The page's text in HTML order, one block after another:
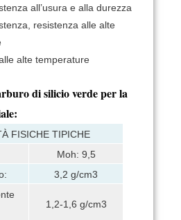
all’usura e alla durezza
resistenza alle alte
alte temperature
di silicio verde per la
FISICHE TIPICHE
Moh: 9,5
3,2 g/cm3
1,2-1,6 g/cm3